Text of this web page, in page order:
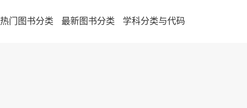
热门图书分类 最新图书分类 学科分类与代码